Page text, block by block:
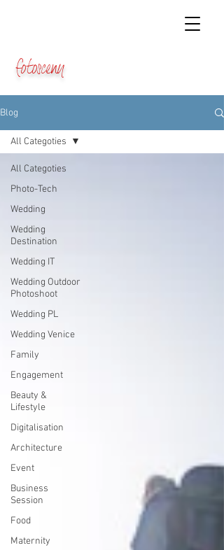
fotosceny
Blog
All Categoties
Photo-Tech
Wedding
Wedding
Destination
Wedding IT
Wedding Outdoor
Photoshoot
Wedding PL
Wedding Venice
Family
Engagement
Beauty &
Lifestyle
Digitalisation
Architecture
Event
Business
Session
Food
Maternity
All Categoties